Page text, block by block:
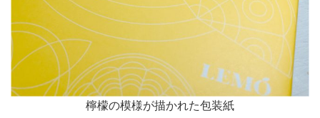
檸檬の模様が描かれた包装紙